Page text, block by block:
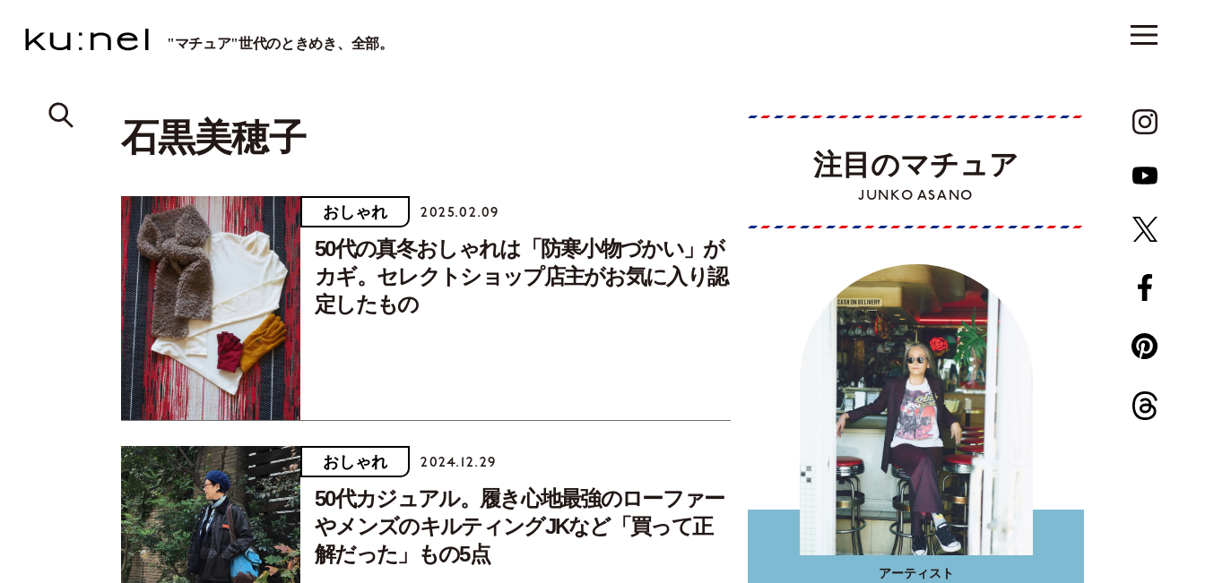
"マチュア"世代のときめき、全部。
石黒美穂子
おしゃれ 2025.02.09
50代の真冬おしゃれは「防寒小物づかい」が
カギ。セレクトショップ店主がお気に入り認
定したもの
おしゃれ 2024.12.29
50代カジュアル。履き心地最強のローファー
やメンズのキルティングJKなど「買って正
解だった」もの5点
注目のマチュア
JUNKO ASANO
アーティスト